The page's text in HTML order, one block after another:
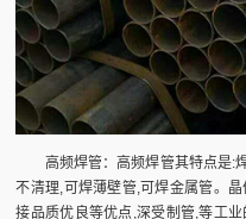
高频焊管：高频焊管其特点是:焊
不清理,可焊薄壁管,可焊金属管。
接品质优良等优点,深受制管,等工